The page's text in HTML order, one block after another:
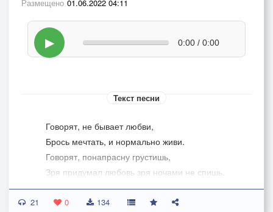
Размещено 01.06.2022 04:11
▶ 0:00 / 0:00
Текст песни
Говорят, не бывает любви,
Брось мечтать, и нормально живи.
Говорят, понапрасну грустишь,
Зря придумал любовь зря ночами не спишь.
Я ж упрямо твержу сам себе, она есть,
Не в мечтах, не во сне, она здесь.
21 0 134